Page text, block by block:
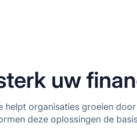
uw
helpt organisaties groeien
deze oplossingen de